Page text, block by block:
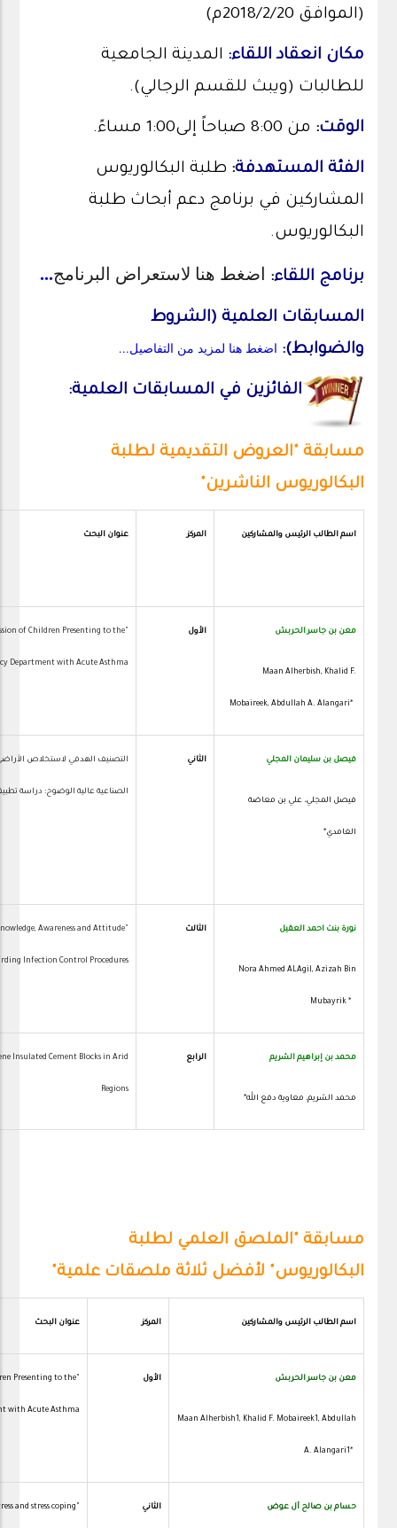
(الموافق 2018/2/20م)
مكان انعقاد اللقاء: المدينة الجامعية
للطالبات (ويبث للقسم الرجالي).
الوقت: من 8:00 صباحاً إلى1:00 مساءً.
الفئة المستهدفة: طلبة البكالوريوس
المشاركين في برنامج دعم أبحاث طلبة
البكالوريوس.
برنامج اللقاء: اضغط هنا لاستعراض البرنامج...
المسابقات العلمية (الشروط
والضوابط): اضغط هنا لمزيد من التفاصيل...
الفائزين في المسابقات العلمية:
مسابقة "العروض التقديمية لطلبة
البكالوريوس الناشرين"
اسم الطالب الرئيس والمشاركين المركز عنوان البحث
معن بن جاسر الحربش
Maan Alherbish, Khalid F.
Mobaireek, Abdullah A. Alangari*1
الأول of Children Presenting to the
Department with Acute Asthma"
فيصل بن سليمان المجلي
فيصل المجلي، علي بن معاضة
الغامدي*
الثاني التصنيف الهدفي لاستخلاص
الصناعية عالية الوضوح: دراسة
نورة بنت احمد العقيل
Nora Ahmed ALAgil, Azizah Bin
Mubayrik *
الثالث Awareness and Attitude
Infection Control Procedures".
محمد بن إبراهيم الشريم
محمد الشريم، معاوية دفع الله*
الرابع Insulated Cement Blocks in Arid
Regions
مسابقة "الملصق العلمي لطلبة
البكالوريوس" لأفضل ثلاثة ملصقات علمية"
اسم الطالب الرئيس والمشاركين المركز عنوان البحث
معن بن جاسر الحربش
Maan Alherbish1, Khalid F. Mobaireek1, Abdullah
A. Alangari1*1
الأول Presenting to the
with Acute Asthma".
حسام بن صالح آل عوض الثاني and stress coping